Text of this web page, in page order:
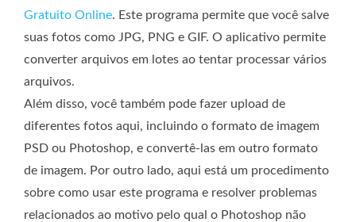
Gratuito Online. Este programa permite que você salve
suas fotos como JPG, PNG e GIF. O aplicativo permite
converter arquivos em lotes ao tentar processar vários
arquivos.
Além disso, você também pode fazer upload de
diferentes fotos aqui, incluindo o formato de imagem
PSD ou Photoshop, e convertê-las em outro formato
de imagem. Por outro lado, aqui está um procedimento
sobre como usar este programa e resolver problemas
relacionados ao motivo pelo qual o Photoshop não